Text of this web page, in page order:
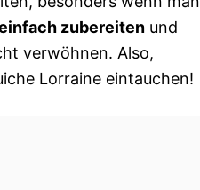
zubereiten und
verwöhnen. Also,
Lorraine eintauchen!